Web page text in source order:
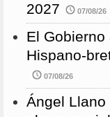
2027
07/08/26
El
Hispano-
07/08/26
Ángel